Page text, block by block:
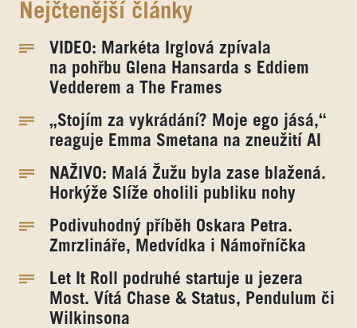
Nejčtenější články
VIDEO: Markéta Irglová zpívala
na pohřbu Glena Hansarda s Eddiem
Vedderem a The Frames
„Stojím za vykrádání? Moje ego jásá,“
reaguje Emma Smetana na zneužití AI
NAŽIVO: Malá Žužu byla zase blažená.
Horkýže Slíže oholili publiku nohy
Podivuhodný příběh Oskara Petra.
Zmrzlináře, Medvídka i Námořníčka
Let It Roll podruhé startuje u jezera
Most. Vítá Chase & Status, Pendulum či
Wilkinsona